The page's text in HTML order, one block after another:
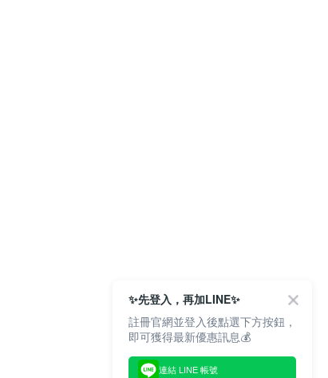
✨先登入，再加LINE✨
註冊官網並登入後點選下方按鈕，
即可獲得最新優惠訊息💰
連結 LINE 帳號